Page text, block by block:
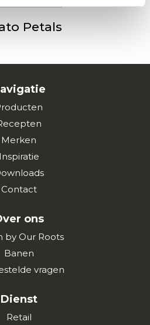
Petals
Merken
Inspiratie
Contact
ons
by Our Roots
Banen
vragen
Dienst
Retail